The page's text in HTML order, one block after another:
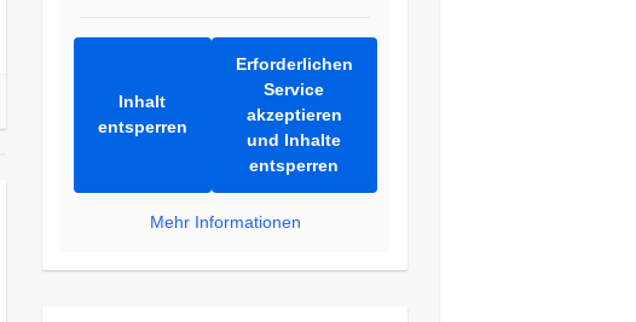
Inhalt
entsperren
Erforderlichen
Service
akzeptieren
und Inhalte
entsperren
Mehr Informationen